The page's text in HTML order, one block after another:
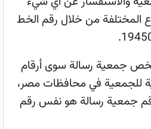
المختلفة من خلال رقم الخط
جمعية رسالة سوى أرقام
للجمعية في محافظات مصر،
جمعية رسالة هو نفس رقم